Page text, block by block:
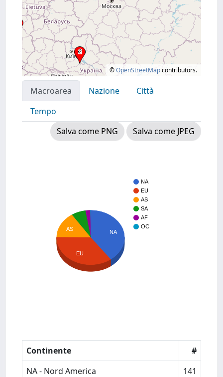
©OpenStreetMapcontributors.
Macroarea Nazione
Città
Tempo
Salva come PNG
Salva come JPEG
NA
EU
AS
SA
AF
OC
NA
AS
EU
Continente
#
NA - Nord America
141